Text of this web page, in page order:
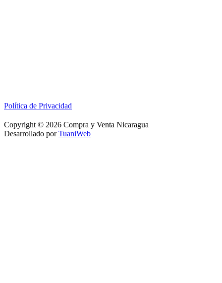
Política de Privacidad
Copyright © 2026 Compra y Venta Nicaragua
Desarrollado porTuaniWeb